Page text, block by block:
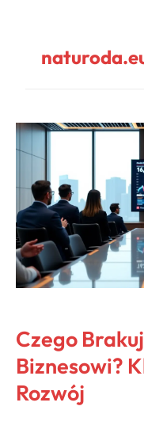
Czego
Biznesowi?
Rozwój